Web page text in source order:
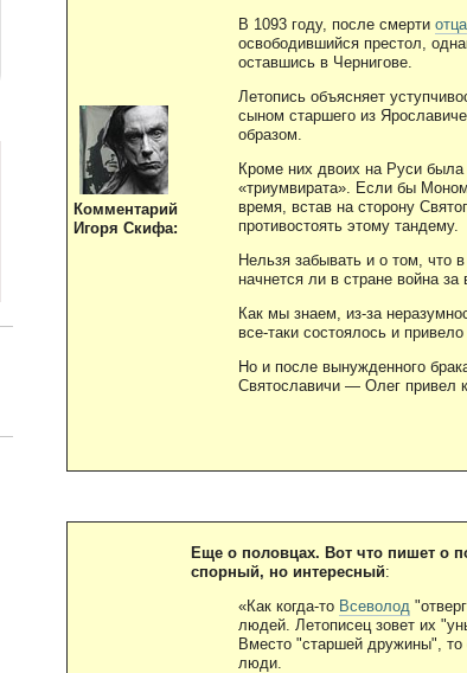
Комментарий
Игоря Скифа:
В 1093 году, после смерти отца
освободившийся престол,
оставшись в Чернигове.
Летопись объясняет
сыном старшего из
образом.
Кроме них двоих на Руси
«триумвирата». Если бы
время, встав на сторону
противостоять этому тандему.
Нельзя забывать и о том, что
начнется ли в стране война за
Как мы знаем, из-за
все-таки состоялось и
Но и после вынужденного
Святославичи — Олег привел
Еще о половцах. Вот что пишет о
спорный, но интересный:
«Как когда-то Всеволод
людей. Летописец зовет их
Вместо "старшей дружины", то
люди.